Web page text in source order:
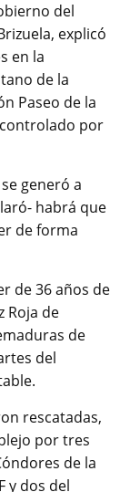
del
explicó
en la
de la
Paseo de la
controlado por
generó a
habrá que
de forma
de 36 años de
Roja de
de
del
rescatadas,
por tres
de la
y dos del